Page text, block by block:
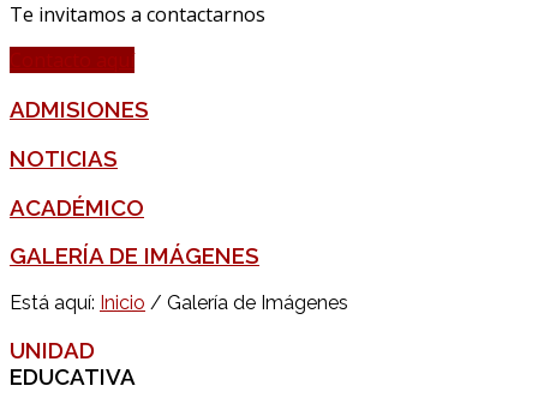
Te invitamos a contactarnos
ADMISIONES
NOTICIAS
ACADÉMICO
GALERÍA DE IMÁGENES
Está aquí: Inicio / Galería de Imágenes
UNIDAD
EDUCATIVA